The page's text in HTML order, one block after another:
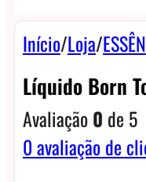
Início/Loja/
Líquido Born
Avaliação0 de 5
0avaliação de